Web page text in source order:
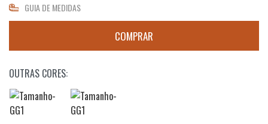
GUIA DE MEDIDAS
OUTRAS CORES: